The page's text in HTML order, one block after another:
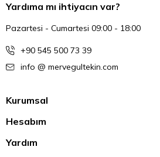
Yardıma mı ihtiyacın var?
Pazartesi - Cumartesi 09:00 - 18:00
+90 545 500 73 39
info @ mervegultekin.com
Kurumsal
Hesabım
Yardım